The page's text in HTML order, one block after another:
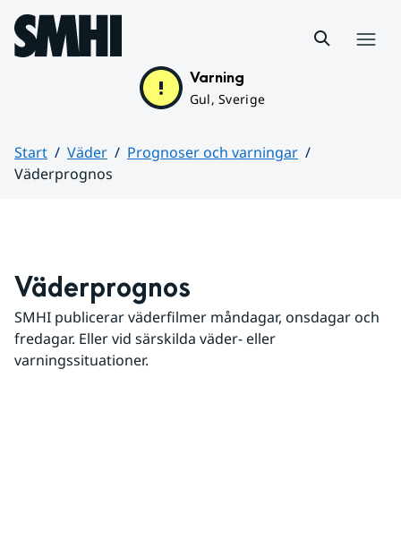
Hoppa till sidans innehåll
Varning
Gul, Sverige
Start Väder
Prognoser och varningar
Väderprognos
Väderprognos
SMHI publicerar väderfilmer måndagar, onsdagar och
fredagar. Eller vid särskilda väder- eller
varningssituationer.